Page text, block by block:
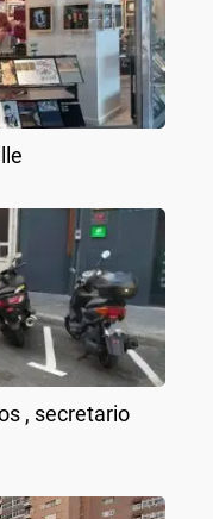
, secretario